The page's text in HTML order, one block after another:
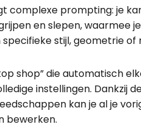
complexe prompting: je
en slepen, waarmee
stijl, geometrie of
shop” die automatisch
instellingen. Dankzij
kan je al je
bewerken.